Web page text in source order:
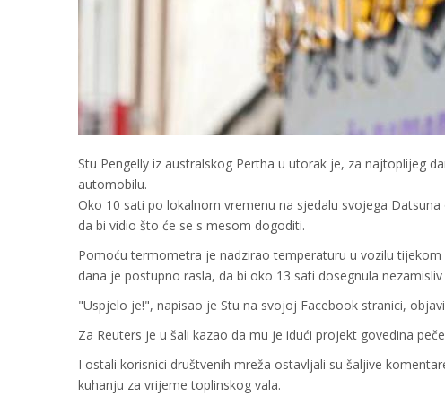
Stu Pengelly iz australskog Pertha u utorak je, za najtoplijeg
automobilu.
Oko 10 sati po lokalnom vremenu na sjedalu svojega
da bi vidio što će se s mesom dogoditi.
Pomoću termometra je nadzirao temperaturu u vozilu
dana je postupno rasla, da bi oko 13 sati dosegnula
"Uspjelo je!", napisao je Stu na svojoj Facebook stranici,
Za Reuters je u šali kazao da mu je idući projekt govedina
I ostali korisnici društvenih mreža ostavljali su šaljive
kuhanju za vrijeme toplinskog vala.